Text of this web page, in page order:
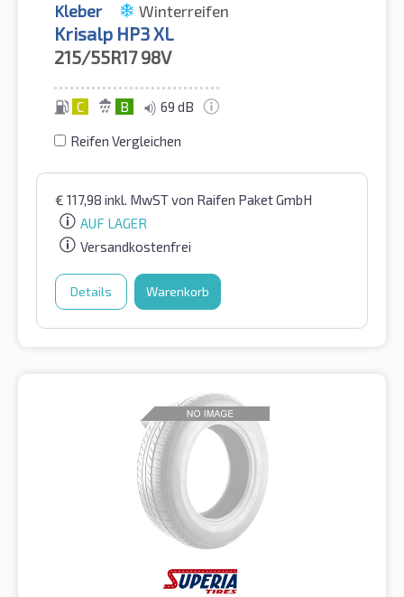
Kleber Winterreifen
Krisalp HP3 XL
215/55R17 98V
C B 69 dB
Reifen Vergleichen
€ 117,98 inkl. MwSTvon Raifen Paket GmbH
AUF LAGER
Versandkostenfrei
Details Warenkorb